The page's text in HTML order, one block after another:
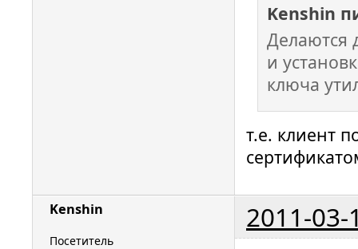
Kenshin
Делаются
и
ключа
т.е. клиент
Kenshin 2011-03-
Посетитель